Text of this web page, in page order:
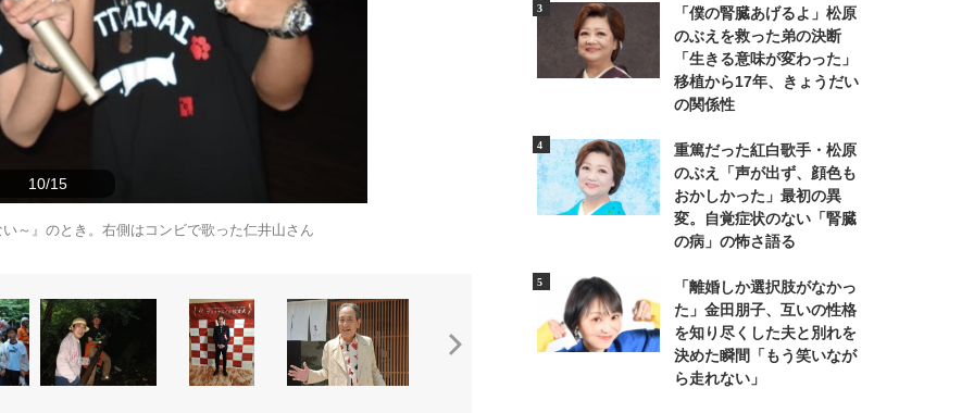
10/15
～』のとき。右側はコンビで歌った仁井山さん 2007年に出版した『ルー炎上！恥かけ汗かけ涙しろ』のサイン
「僕の腎臓あげるよ」松原
のぶえを救った弟の決断
「生きる意味が変わった」
移植から17年、きょうだい
の関係性
重篤だった紅白歌手・松原
のぶえ「声が出ず、顔色も
おかしかった」最初の異
変。自覚症状のない「腎臓
の病」の怖さ語る
「離婚しか選択肢がなかっ
た」金田朋子、互いの性格
を知り尽くした夫と別れを
決めた瞬間「もう笑いなが
ら走れない」